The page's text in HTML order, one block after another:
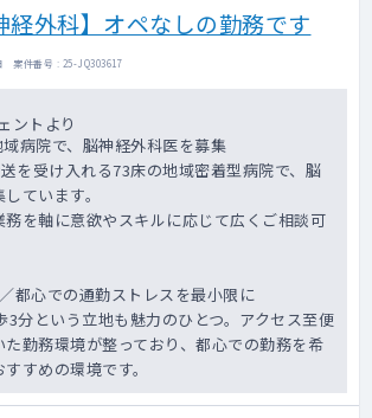
報共有を行います。
各自のタスクを終わらせ、オンコール担当
フから退社していきます。
≪その他≫
・オンコール：基本週1日（対応必須）
ファーストは看護師、セカンドで医師、必
回/週
待機手当10,000円、出動手当18～22時
10,000円/回 22～翌6時20,000円/回
※オンコールは自宅待機となります
※ほとんどが看護師のファーストコール対
応で完結しております
経外科】オペなしの勤務です
案件番号 : 25-JQ303617
ントより
域病院で、脳神経外科医を募集
を受け入れる73床の地域密着型病院で、脳
ています。
を軸に意欲やスキルに応じて広くご相談可
都心での通勤ストレスを最小限に
3分という立地も魅力のひとつ。アクセス至便
勤務環境が整っており、都心での勤務を希
すめの環境です。